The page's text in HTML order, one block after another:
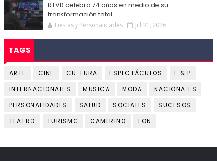
RTVD celebra 74 años en medio de su
transformación total
Fiestas y Personalidades Jul 31, 2026
TAGS
ARTE CINE CULTURA ESPECTÁCULOS
F & P
INTERNACIONALES
MUSICA MODA
NACIONALES
PERSONALIDADES
SALUD SOCIALES
SUCESOS
TEATRO
TURISMO CAMERINO FON